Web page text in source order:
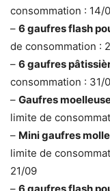
consommation : 14/
– 6 gaufres flash
de consommation :
– 6 gaufres
consommation : 31/
– Gaufres
limite de
– Mini gaufres
limite de
21/09